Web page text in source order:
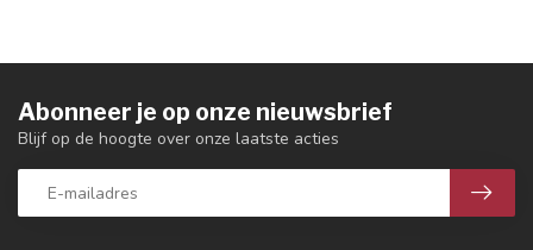
Abonneer je op onze nieuwsbrief
Blijf op de hoogte over onze laatste acties